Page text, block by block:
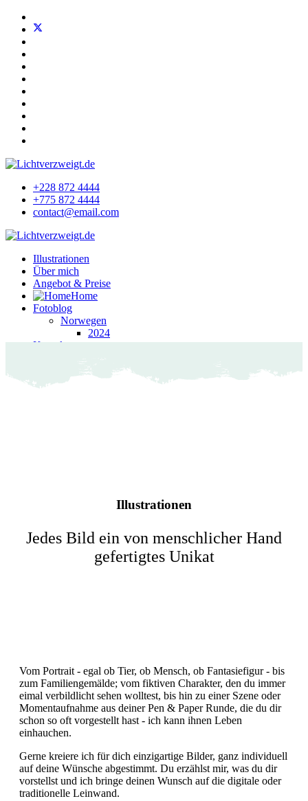
+228 872 4444
+775 872 4444
contact@email.com
Illustrationen
Über mich
Angebot & Preise
Home
Fotoblog
Norwegen
2024
Kontakt
Illustrationen
Jedes Bild ein von menschlicher Hand
gefertigtes Unikat
Vom Portrait - egal ob Tier, ob Mensch, ob Fantasiefigur - bis
zum Familiengemälde; vom fiktiven Charakter, den du immer
eimal verbildlicht sehen wolltest, bis hin zu einer Szene oder
Momentaufnahme aus deiner Pen & Paper Runde, die du dir
schon so oft vorgestellt hast - ich kann ihnen Leben
einhauchen.
Gerne kreiere ich für dich einzigartige Bilder, ganz individuell
auf deine Wünsche abgestimmt. Du erzählst mir, was du dir
vorstellst und ich bringe deinen Wunsch auf die digitale oder
traditionelle Leinwand.